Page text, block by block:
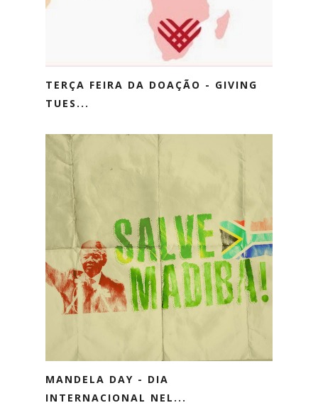
TERÇA FEIRA DA DOAÇÃO - GIVING
TUES...
MANDELA DAY - DIA
INTERNACIONAL NEL...